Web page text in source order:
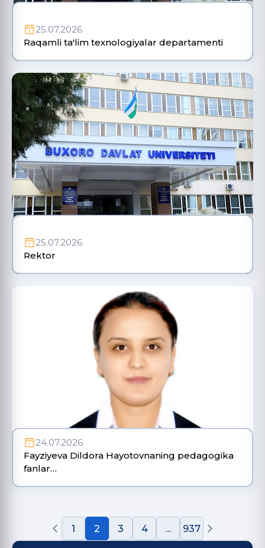
25.07.2026
Raqamli ta'lim texnologiyalar departamenti
25.07.2026
Rektor
24.07.2026
Fayziyeva Dildora Hayotovnaning pedagogika
fanlar…
1 2 3 4 ... 937